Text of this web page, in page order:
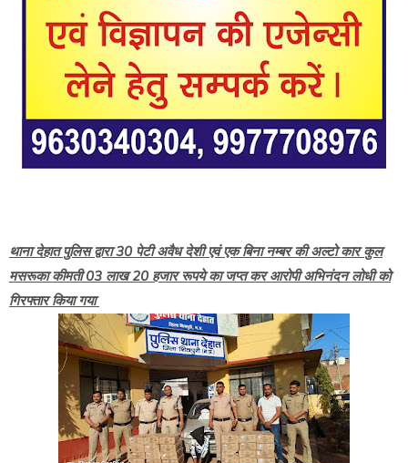
थाना देहात पुलिस द्वारा 30 पेटी अवैध देशी एवं एक बिना नम्बर की अल्टो कार कुल
मसरूका कीमती 03 लाख 20 हजार रूपये का जप्त कर आरोपी अभिनंदन लोधी को
गिरफ्तार किया गया